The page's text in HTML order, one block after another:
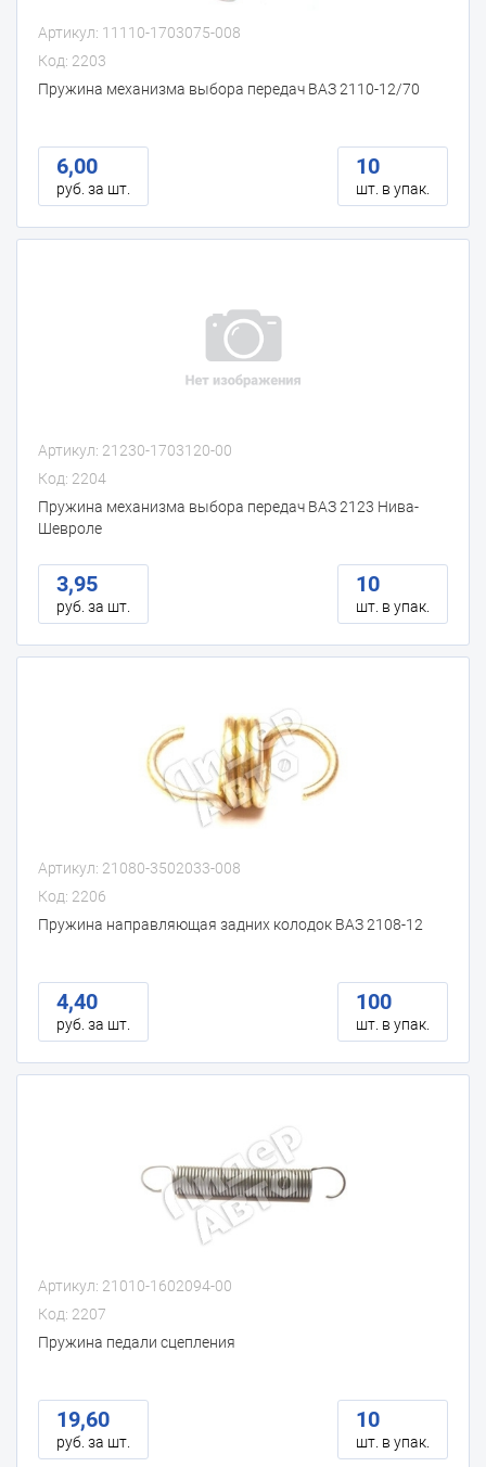
Артикул: 11110-1703075-008
Код: 2203
Пружина механизма выбора передач ВАЗ 2110-12/70
6,00
руб. за шт.
10
шт. в упак.
Артикул: 21230-1703120-00
Код: 2204
Пружина механизма выбора передач ВАЗ 2123 Нива-
Шевроле
3,95
руб. за шт.
10
шт. в упак.
Артикул: 21080-3502033-008
Код: 2206
Пружина направляющая задних колодок ВАЗ 2108-12
4,40
руб. за шт.
100
шт. в упак.
Артикул: 21010-1602094-00
Код: 2207
Пружина педали сцепления
19,60
руб. за шт.
10
шт. в упак.